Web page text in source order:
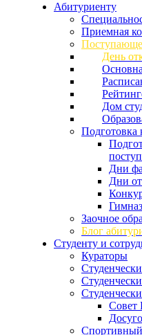
Абитуриенту
Приемная
День
Дом
Подготовка
Дни
Дни
Заочное
Блог
Студенту и
Кураторы
Совет